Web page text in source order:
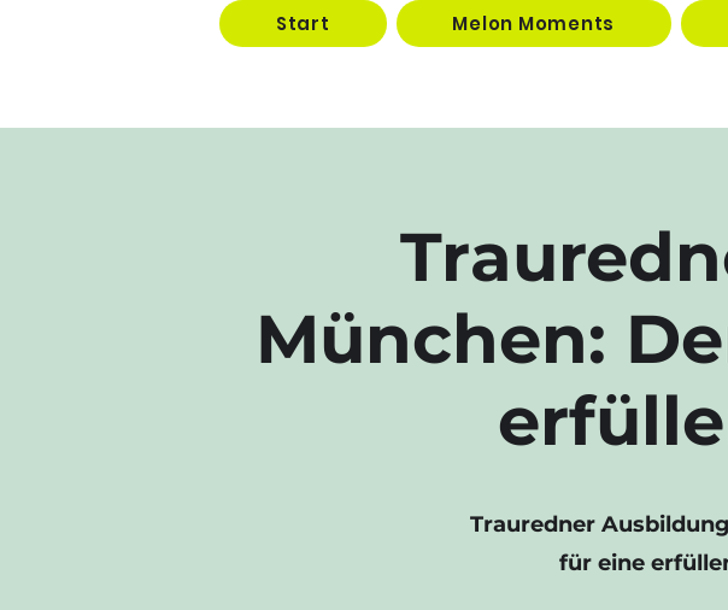
Start Melon Moments
München:
Trauredner
für eine